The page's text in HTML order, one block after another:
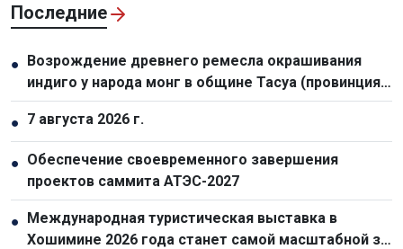
Последние
● Возрождение древнего ремесла окрашивания
индиго у народа монг в общине Тасуа (провинция
Шонла)
● 7 августа 2026 г.
● Обеспечение своевременного завершения
проектов саммита АТЭС-2027
● Международная туристическая выставка в
Хошимине 2026 года станет самой масштабной за